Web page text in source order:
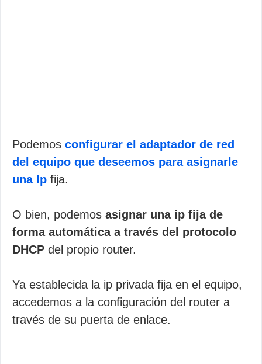
Podemos configurar el adaptador de red
del equipo que deseemos para asignarle
una Ip fija.
O bien, podemos asignar una ip fija de
forma automática a través del protocolo
DHCP del propio router.
Ya establecida la ip privada fija en el equipo,
accedemos a la configuración del router a
través de su puerta de enlace.